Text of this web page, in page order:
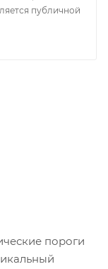
публичной
пороги